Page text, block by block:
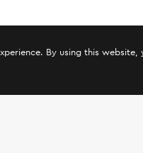
By using this